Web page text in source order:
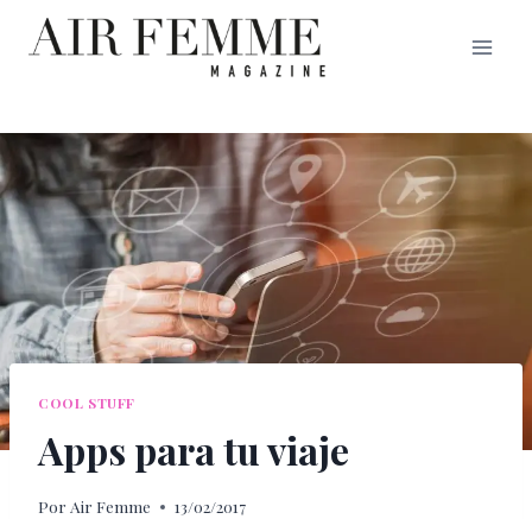
Saltar
COOL STUFF
Apps para tu viaje
Por Air Femme 13/02/2017